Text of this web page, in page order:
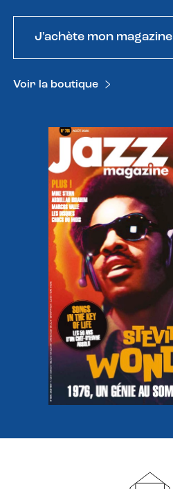
J'achète mon magazine
Voir la boutique